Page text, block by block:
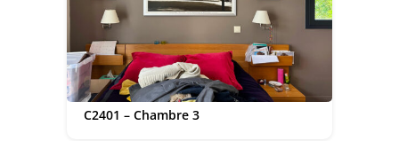
C2401 – Chambre 3